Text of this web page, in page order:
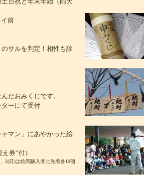
前
サルを判定！相性も診
だおみくじです。
ーにて受付
マン」にあやかった絵
券”付）
日)は絵馬購入者に先着各10個